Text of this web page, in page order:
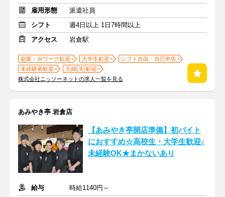
雇用形態
派遣社員
シフト
週4日以上 1日7時間以上
アクセス
岩倉駅
副業・Ｗワーク歓迎 大学生歓迎
シフト自由・自己申告
未経験者歓迎
主婦(夫)歓迎
株式会社ニッソーネットの求人一覧を見る
あみやき亭 岩倉店
【あみやき亭開店準備】初バイト
におすすめ☆高校生・大学生歓迎♪
未経験OK★まかないあり
給与
時給1140円～